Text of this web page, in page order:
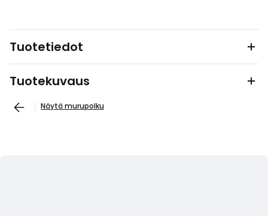
Tuotetiedot
Tuotekuvaus
Näytä murupolku